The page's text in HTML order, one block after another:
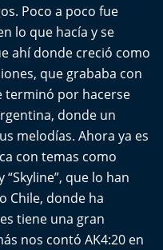
Poco a poco fue
lo que hacía y se
ahí donde creció como
que grababa con
terminó por hacerse
donde un
melodías. Ahora ya es
con temas como
“Skyline”, que lo han
Chile, donde ha
tiene una gran
nos contó AK4:20 en